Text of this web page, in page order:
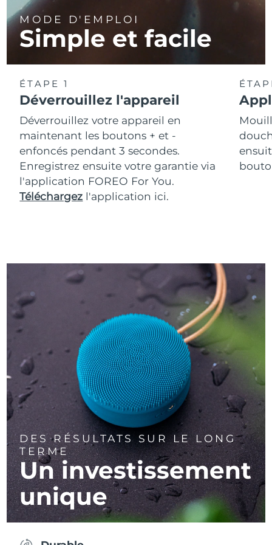
MODE D'EMPLOI
Simple et facile
ÉTAPE 1
Déverrouillez l'appareil
Déverrouillez votre appareil en
maintenant les boutons + et -
enfoncés pendant 3 secondes.
Enregistrez ensuite votre garantie via
l'application FOREO For You.
Téléchargez l'application ici.
DES RÉSULTATS SUR LE LONG
TERME
Un investissement
unique